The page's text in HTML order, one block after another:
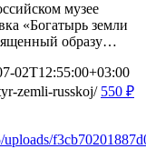
музее
«Богатырь земли
образу…
02T12:55:00+03:00
zemli-russkoj/ 550 ₽